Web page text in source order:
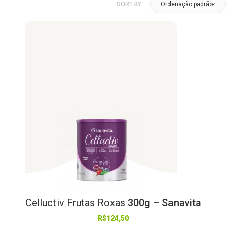
SORT BY Ordenação padrão
Celluctiv Frutas Roxas 300g – Sanavita
R$124,50